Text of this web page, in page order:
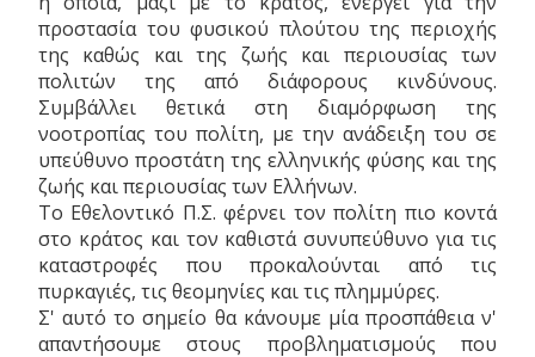
προστασία του φυσικού πλούτου της περιοχής
της καθώς και της ζωής και περιουσίας των
πολιτών της από διάφορους κινδύνους.
Συμβάλλει θετικά στη διαμόρφωση της
νοοτροπίας του πολίτη, με την ανάδειξη του σε
υπεύθυνο προστάτη της ελληνικής φύσης και της
ζωής και περιουσίας των Ελλήνων.
Το Εθελοντικό Π.Σ. φέρνει τον πολίτη πιο κοντά
στο κράτος και τον καθιστά συνυπεύθυνο για τις
καταστροφές που προκαλούνται από τις
πυρκαγιές, τις θεομηνίες και τις πλημμύρες.
Σ' αυτό το σημείο θα κάνουμε μία προσπάθεια ν'
απαντήσουμε στους προβληματισμούς που